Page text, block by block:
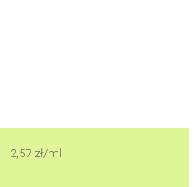
2,57 zł/ml